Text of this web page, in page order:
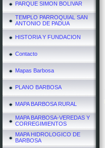
PARQUE SIMON BOLIVAR
TEMPLO PARROQUIAL SAN
ANTONIO DE PADUA
HISTORIA Y FUNDACION
Contacto
Mapas Barbosa
PLANO BARBOSA
MAPA BARBOSA RURAL
MAPA BARBOSA-VEREDAS Y
CORREGIMIENTOS
MAPA HIDROLOGICO DE
BARBOSA